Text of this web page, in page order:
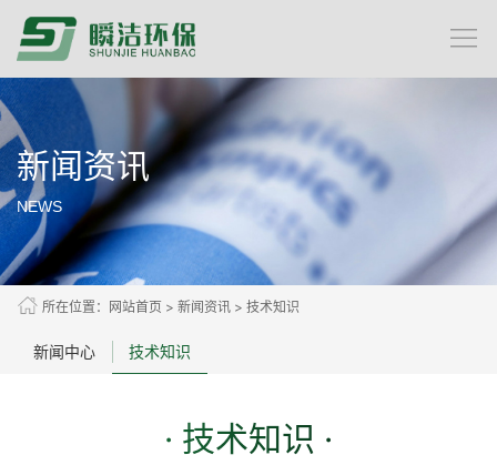
新闻资讯
NEWS
所在位置： 网站首页 > 新闻资讯 > 技术知识
新闻中心 技术知识
· 技术知识 ·